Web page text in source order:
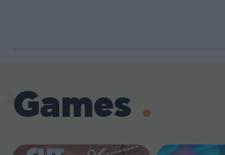
Games